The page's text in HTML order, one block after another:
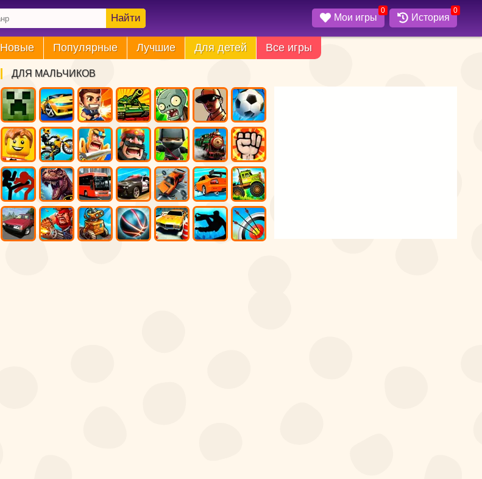
Найти Мои игры
0
История
0
Новые Популярные Лучшие Для детей Все игры
ДЛЯ МАЛЬЧИКОВ